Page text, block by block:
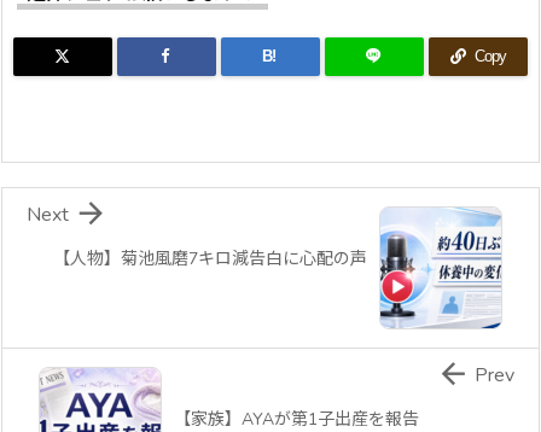
B! Copy
【人物】菊池風磨7キロ減告白に心配の声

Next
【家族】AYAが第1子出産を報告
 Prev